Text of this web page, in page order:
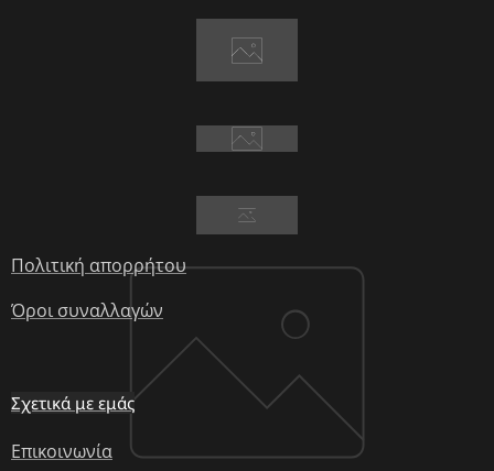
Πολιτική απορρήτου
Όροι συναλλαγών
Σχετικά με εμάς
Επικοινωνία